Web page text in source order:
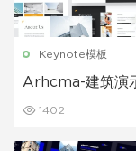
Keynote模板
Arhcma-建筑演
1402